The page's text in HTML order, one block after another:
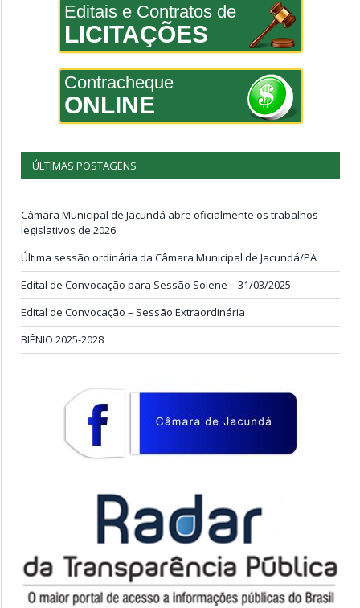
Editais e Contratos de
LICITAÇÕES
Contracheque
ONLINE
ÚLTIMAS POSTAGENS
Câmara Municipal de Jacundá abre oficialmente os trabalhos
legislativos de 2026
Última sessão ordinária da Câmara Municipal de Jacundá/PA
Edital de Convocação para Sessão Solene – 31/03/2025
Edital de Convocação – Sessão Extraordinária
BIÊNIO 2025-2028